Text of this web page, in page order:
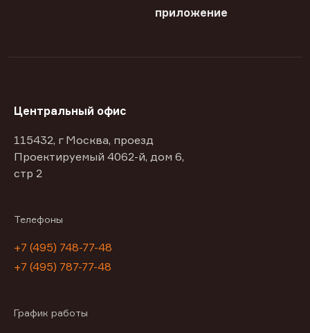
приложение
Центральный офис
115432, г Москва, проезд
Проектируемый 4062-й, дом 6,
стр 2
Телефоны
+7 (495) 748-77-48
+7 (495) 787-77-48
График работы